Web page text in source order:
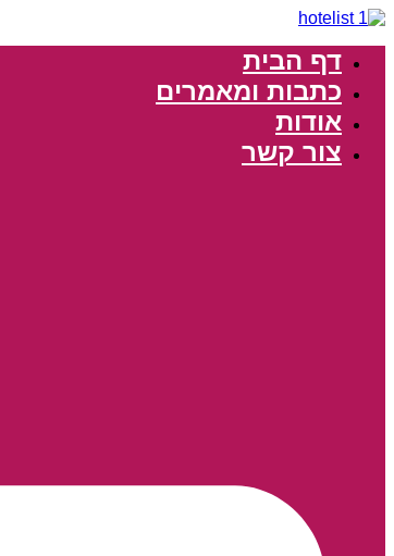
דלג
דף הבית
כתבות ומאמרים
אודות
צור קשר